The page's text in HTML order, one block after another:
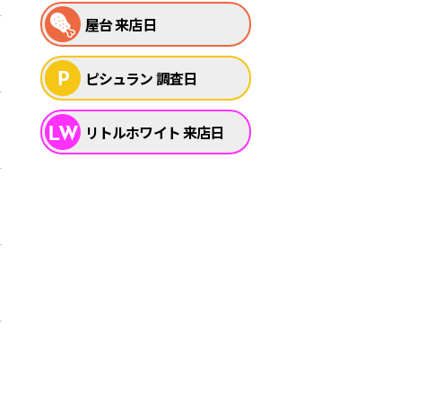
屋台 来店日
ピシュラン 調査日
リトルホワイト 来店日